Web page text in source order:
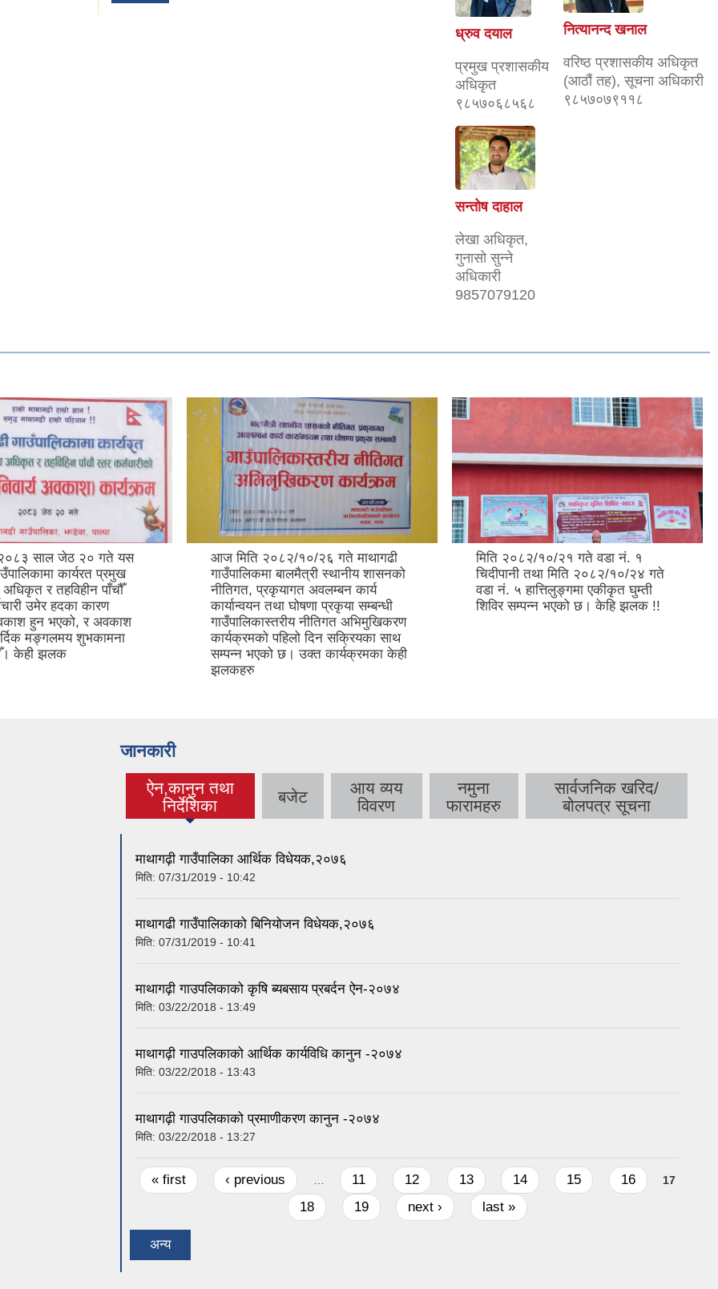
ध्रुव दयाल
प्रमुख प्रशासकीय
अधिकृत
९८५७०६८५६८
नित्यानन्द खनाल
वरिष्ठ प्रशासकीय अधिकृत
(आठौं तह), सूचना अधिकारी
९८५७०७९११८
सन्तोष दाहाल
लेखा अधिकृत,
गुनासो सुन्ने
अधिकारी
9857079120
साल जेठ २० गते यस
कार्यरत प्रमुख
र तहविहीन पाँचौँ
उमेर हदका कारण
हुन भएको, र अवकाश
मङ्गलमय शुभकामना
केही झलक
आज मिति २०८२/१०/२६ गते माथागढी
गाउँपालिकमा बालमैत्री स्थानीय शासनको
नीतिगत, प्रकृयागत अवलम्बन कार्य
कार्यान्वयन तथा घोषणा प्रकृया सम्बन्धी
गाउँपालिकास्तरीय नीतिगत अभिमुखिकरण
कार्यक्रमको पहिलो दिन सक्रियका साथ
सम्पन्न भएको छ। उक्त कार्यक्रमका केही
झलकहरु
मिति २०८२/१०/२१ गते वडा नं. १
चिदीपानी तथा मिति २०८२/१०/२४ गते
वडा नं. ५ हात्तिलुङ्गमा एकीकृत घुम्ती
शिविर सम्पन्न भएको छ। केहि झलक !!
जानकारी
ऐन,कानुन तथा
निर्देशिका
(active tab) बजेट
आय व्यय
विवरण
नमुना
फारामहरु
सार्वजनिक खरिद/
बोलपत्र सूचना
माथागढ़ी गाउँपालिका आर्थिक विधेयक,२०७६
मिति: 07/31/2019 - 10:42
माथागढी गाउँपालिकाको बिनियोजन विधेयक,२०७६
मिति: 07/31/2019 - 10:41
माथागढ़ी गाउपलिकाको कृषि ब्यबसाय प्रबर्दन ऐन-२०७४
मिति: 03/22/2018 - 13:49
माथागढ़ी गाउपलिकाको आर्थिक कार्यविधि कानुन -२०७४
मिति: 03/22/2018 - 13:43
माथागढ़ी गाउपलिकाको प्रमाणीकरण कानुन -२०७४
मिति: 03/22/2018 - 13:27
Pages
« first ‹ previous … 11 12 13 14 15 16 17
18 19 next › last »
अन्य